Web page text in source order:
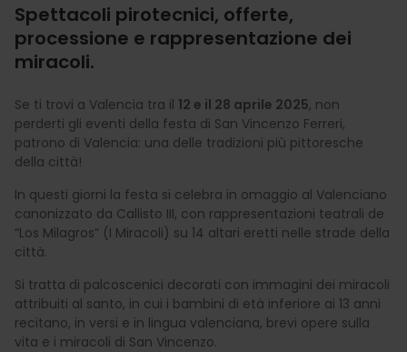
Spettacoli pirotecnici, offerte,
processione e rappresentazione dei
miracoli.
Se ti trovi a Valencia tra il 12 e il 28 aprile 2025, non
perderti gli eventi della festa di San Vincenzo Ferreri,
patrono di Valencia: una delle tradizioni più pittoresche
della città!
In questi giorni la festa si celebra in omaggio al Valenciano
canonizzato da Callisto III, con rappresentazioni teatrali de
“Los Milagros” (I Miracoli) su 14 altari eretti nelle strade della
città.
Si tratta di palcoscenici decorati con immagini dei miracoli
attribuiti al santo, in cui i bambini di età inferiore ai 13 anni
recitano, in versi e in lingua valenciana, brevi opere sulla
vita e i miracoli di San Vincenzo.